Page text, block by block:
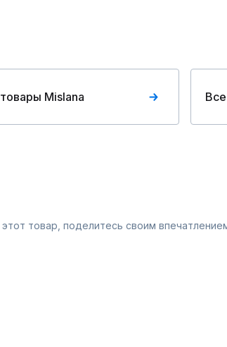
Mislana
товар, поделитесь своим